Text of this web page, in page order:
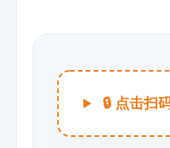
🔒 点击扫